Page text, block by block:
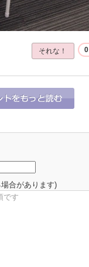
それな！ 0
合があります)